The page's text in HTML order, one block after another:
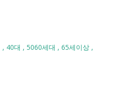
40대 5060세대
65세이상